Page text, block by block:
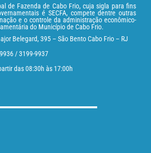
de Fazenda de Cabo Frio, cuja sigla para fins
é SECFA, compete dentre outras
e o controle da administração econômico-
do Município de Cabo Frio.
Belegard, 395 – São Bento Cabo Frio – RJ
/ 3199-9937
das 08:30h às 17:00h